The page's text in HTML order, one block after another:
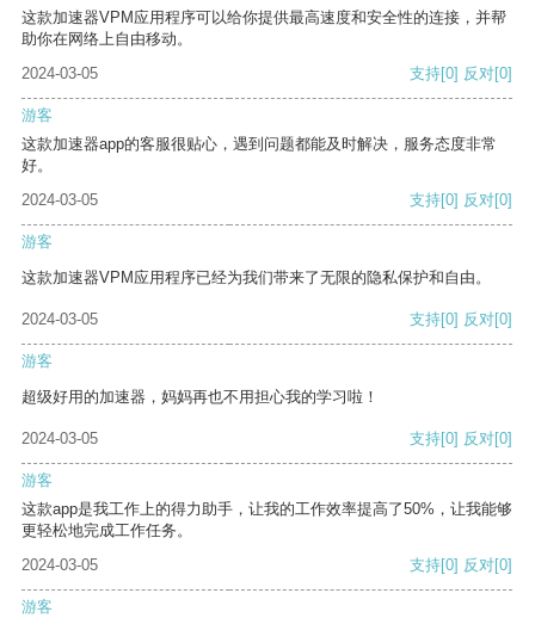
这款加速器VPM应用程序可以给你提供最高速度和安全性的连接，并帮
助你在网络上自由移动。
2024-03-05
支持[0] 反对[0]
游客
这款加速器app的客服很贴心，遇到问题都能及时解决，服务态度非常
好。
2024-03-05
支持[0] 反对[0]
游客
这款加速器VPM应用程序已经为我们带来了无限的隐私保护和自由。
2024-03-05 支持[0] 反对[0]
游客
超级好用的加速器，妈妈再也不用担心我的学习啦！
2024-03-05 支持[0] 反对[0]
游客
这款app是我工作上的得力助手，让我的工作效率提高了50%，让我能够
更轻松地完成工作任务。
2024-03-05
支持[0] 反对[0]
游客